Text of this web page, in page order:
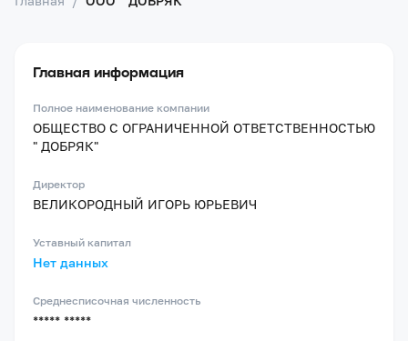
Главная информация
Полное наименование компании
ОБЩЕСТВО С ОГРАНИЧЕННОЙ ОТВЕТСТВЕННОСТЬЮ
" ДОБРЯК"
Директор
ВЕЛИКОРОДНЫЙ ИГОРЬ ЮРЬЕВИЧ
Уставный капитал
Нет данных
Среднесписочная численность
***** *****